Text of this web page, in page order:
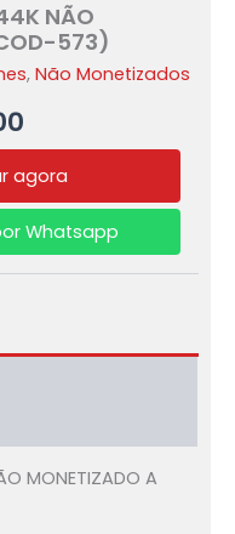
NÃO
573)
,Não Monetizados
agora
Whatsapp
MONETIZADO A